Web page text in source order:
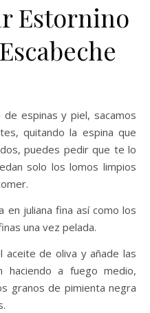
Estornino
espinas y piel, sacamos
quitando la espina que
puedes pedir que te lo
solo los lomos limpios
en juliana fina así como los
una vez pelada.
aceite de oliva y añade las
haciendo a fuego medio,
granos de pimienta negra